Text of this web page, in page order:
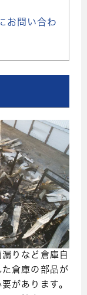
お問い合わ
りなど倉庫自
倉庫の部品が
があります。